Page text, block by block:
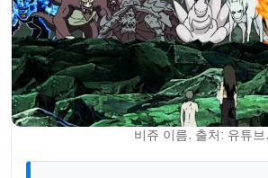
비쥬 이름. 출처: 유튜브.